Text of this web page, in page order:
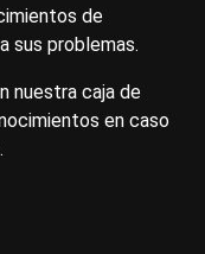
de
sus problemas.
nuestra caja de
en caso